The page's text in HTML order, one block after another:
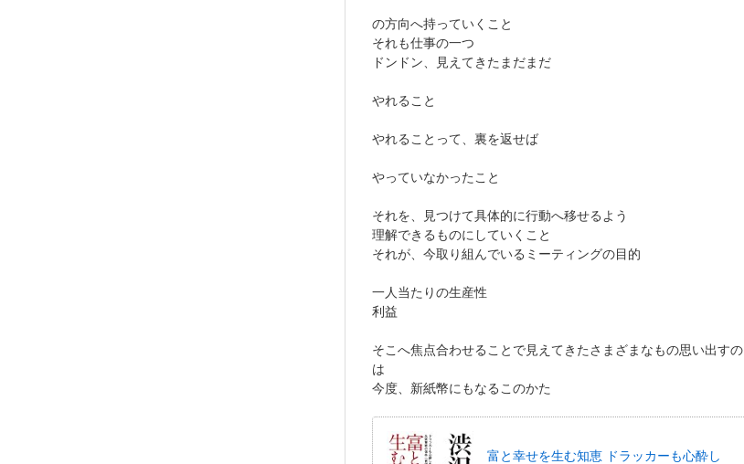
の方向へ持っていくこと
それも仕事の一つ
ドンドン、見えてきたまだまだ
やれること
やれることって、裏を返せば
やっていなかったこと
それを、見つけて具体的に行動へ移せるよう
理解できるものにしていくこと
それが、今取り組んでいるミーティングの目的
一人当たりの生産性
利益
そこへ焦点合わせることで見えてきたさまざまなもの思い出すの
は
今度、新紙幣にもなるこのかた
富と幸せを生む知恵 ドラッカーも心酔し